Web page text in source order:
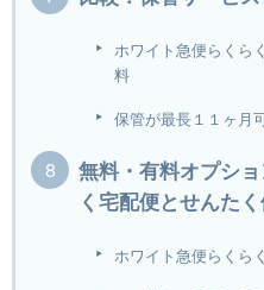
ホワイト急便らくら
料
保管が最長１１ヶ月
無料・有料オプシ
く宅配便とせんたく
ホワイト急便らくら